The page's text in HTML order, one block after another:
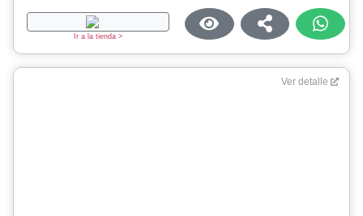
Ir a la tienda >
Ver detalle